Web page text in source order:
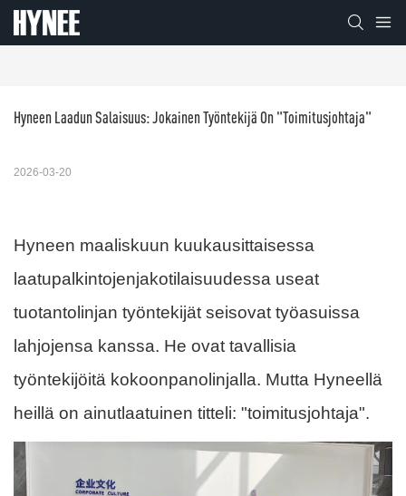
Hyneen Laadun Salaisuus: Jokainen Työntekijä On "toimitusjohtaja"
2026-03-20
Hyneen maaliskuun kuukausittaisessa
laatupalkintojenjakotilaisuudessa useat
tuotantolinjan työntekijät seisovat työasuissa
lahjojensa kanssa. He ovat tavallisia
työntekijöitä kokoonpanolinjalla. Mutta Hyneellä
heillä on ainutlaatuinen titteli: "toimitusjohtaja".